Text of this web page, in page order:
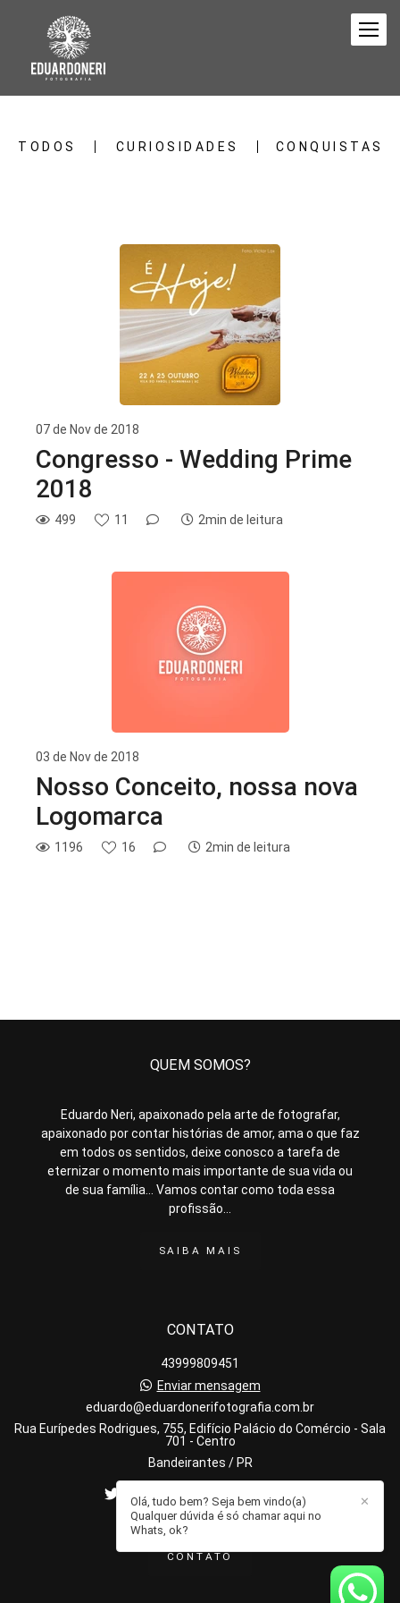
TODOS CURIOSIDADES CONQUISTAS
07 de Nov de 2018
Congresso - Wedding Prime
2018
499 11 2min de leitura
03 de Nov de 2018
Nosso Conceito, nossa nova
Logomarca
1196 16 2min de leitura
QUEM SOMOS?
Eduardo Neri, apaixonado pela arte de fotografar,
apaixonado por contar histórias de amor, ama o que faz
em todos os sentidos, deixe conosco a tarefa de
eternizar o momento mais importante de sua vida ou
de sua família... Vamos contar como toda essa
profissão...
SAIBA MAIS
CONTATO
43999809451
Enviar mensagem
eduardo@eduardonerifotografia.com.br
Rua Eurípedes Rodrigues, 755, Edifício Palácio do Comércio - Sala
701 - Centro
Bandeirantes / PR
CONTATO
✕
Olá, tudo bem? Seja bem vindo(a)
Qualquer dúvida é só chamar aqui no
Whats, ok?